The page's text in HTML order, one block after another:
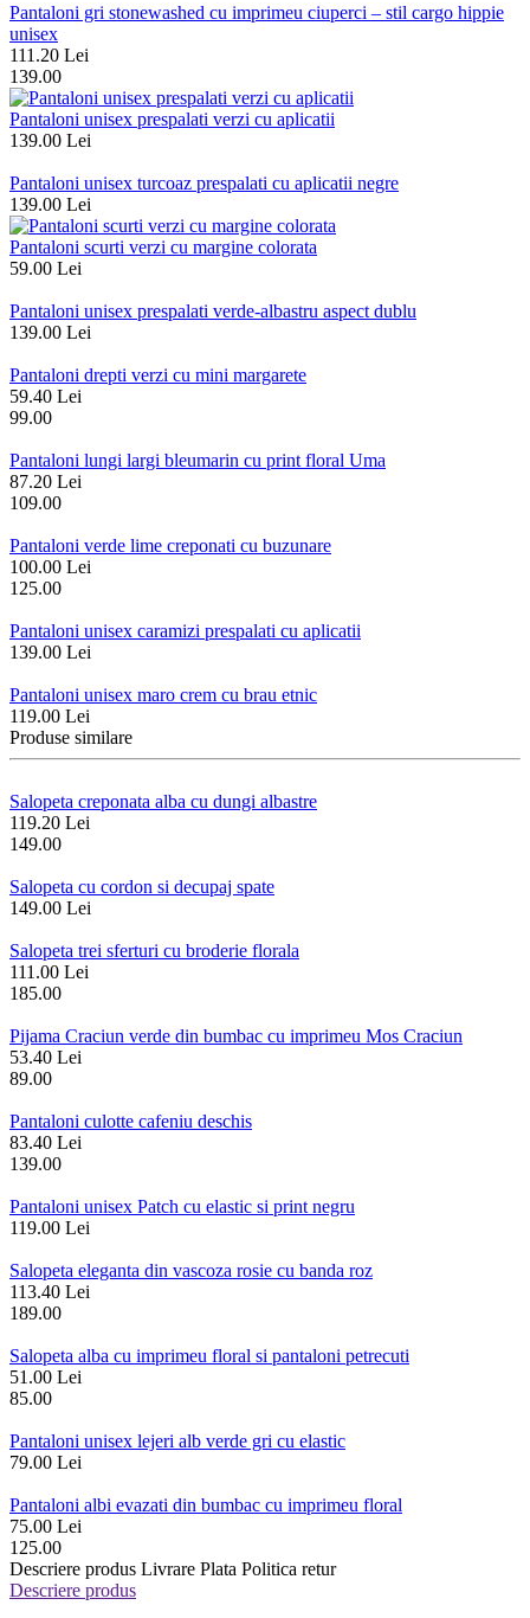
Pantaloni gri stonewashed cu imprimeu ciuperci – stil cargo hippie
unisex
111.20 Lei
139.00
Pantaloni unisex prespalati verzi cu aplicatii
139.00 Lei
Pantaloni unisex turcoaz prespalati cu aplicatii negre
139.00 Lei
Pantaloni scurti verzi cu margine colorata
59.00 Lei
Pantaloni unisex prespalati verde-albastru aspect dublu
139.00 Lei
Pantaloni drepti verzi cu mini margarete
59.40 Lei
99.00
Pantaloni lungi largi bleumarin cu print floral Uma
87.20 Lei
109.00
Pantaloni verde lime creponati cu buzunare
100.00 Lei
125.00
Pantaloni unisex caramizi prespalati cu aplicatii
139.00 Lei
Pantaloni unisex maro crem cu brau etnic
119.00 Lei
Produse similare
Salopeta creponata alba cu dungi albastre
119.20 Lei
149.00
Salopeta cu cordon si decupaj spate
149.00 Lei
Salopeta trei sferturi cu broderie florala
111.00 Lei
185.00
Pijama Craciun verde din bumbac cu imprimeu Mos Craciun
53.40 Lei
89.00
Pantaloni culotte cafeniu deschis
83.40 Lei
139.00
Pantaloni unisex Patch cu elastic si print negru
119.00 Lei
Salopeta eleganta din vascoza rosie cu banda roz
113.40 Lei
189.00
Salopeta alba cu imprimeu floral si pantaloni petrecuti
51.00 Lei
85.00
Pantaloni unisex lejeri alb verde gri cu elastic
79.00 Lei
Pantaloni albi evazati din bumbac cu imprimeu floral
75.00 Lei
125.00
Descriere produs Livrare Plata Politica retur
Descriere produs